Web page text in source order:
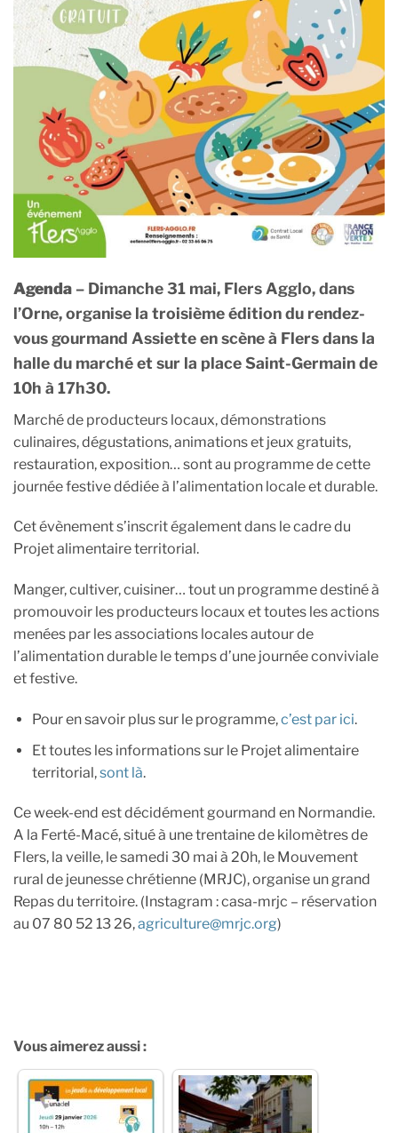
Agenda– Dimanche 31 mai, Flers Agglo, dans
l’Orne, organise la troisième édition du rendez-
vous gourmand Assiette en scène à Flers dans la
halle du marché et sur la place Saint-Germain de
10h à 17h30.
Marché de producteurs locaux, démonstrations
culinaires, dégustations, animations et jeux gratuits,
restauration, exposition… sont au programme de cette
journée festive dédiée à l’alimentation locale et durable.
Cet évènement s’inscrit également dans le cadre du
Projet alimentaire territorial.
Manger, cultiver, cuisiner… tout un programme destiné à
promouvoir les producteurs locaux et toutes les actions
menées par les associations locales autour de
l’alimentation durable le temps d’une journée conviviale
et festive.
Pour en savoir plus sur le programme,c’est par ici.
Et toutes les informations sur le Projet alimentaire
territorial,sont là.
Ce week-end est décidément gourmand en Normandie.
A la Ferté-Macé, situé à une trentaine de kilomètres de
Flers, la veille, le samedi 30 mai à 20h, le Mouvement
rural de jeunesse chrétienne (MRJC), organise un grand
Repas du territoire. (Instagram : casa-mrjc – réservation
au 07 80 52 13 26,agriculture@mrjc.org)
Vous aimerez aussi :